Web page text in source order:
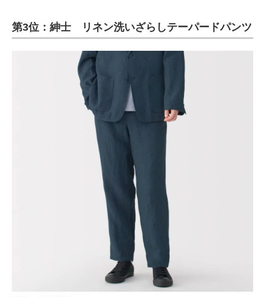
第3位：紳士 リネン洗いざらしテーパードパンツ